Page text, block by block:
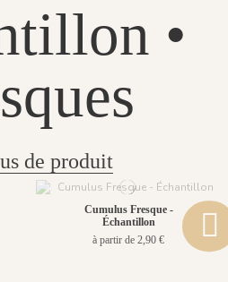
•
de produit
Cumulus Fresque -
Échantillon
à partir de 2,90 €